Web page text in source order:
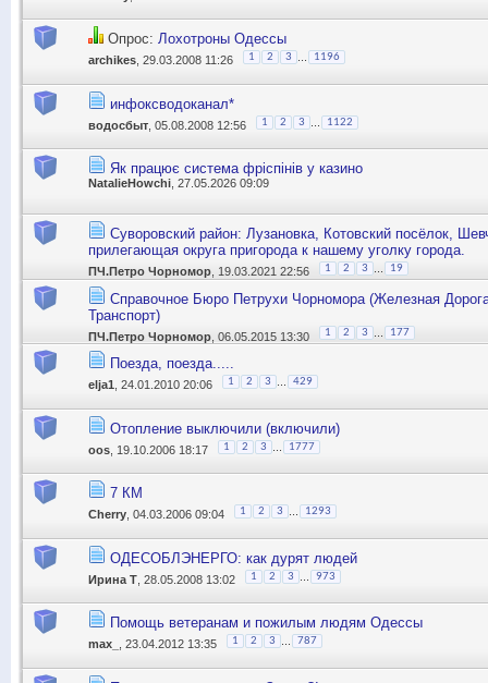
Опрос: Лохотроны Одессы
archikes , 29.03.2008 11:26 1 2 3 1196
инфоксводоканал*
водосбыт , 05.08.2008 12:56 1 2 3 1122
Як працює система фріспінів у казино
NatalieHowchi , 27.05.2026 09:09
Суворовский район: Лузановка, Котовский посёлок,
прилегающая округа пригорода к нашему уголку города.
ПЧ.Петро Чорномор , 19.03.2021 22:56 1 2 3 19
Справочное Бюро Петрухи Чорномора (Железная
Транспорт)
ПЧ.Петро Чорномор , 06.05.2015 13:30 1 2 3 177
Поезда, поезда.....
elja1 , 24.01.2010 20:06 1 2 3 429
Отопление выключили (включили)
oos , 19.10.2006 18:17 1 2 3 1777
7 КМ
Cherry , 04.03.2006 09:04 1 2 3 1293
ОДЕСОБЛЭНЕРГО: как дурят людей
Ирина Т , 28.05.2008 13:02 1 2 3 973
Помощь ветеранам и пожилым людям Одессы
max_ , 23.04.2012 13:35 1 2 3 787